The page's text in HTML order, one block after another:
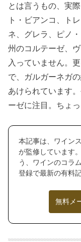
とは言うもの、実
ト・ビアンコ、ト
ネ、グレラ、ピノ
州のコルテーゼ、
入っていません。
で、ガルガーネガ
あけられています
ーゼに注目。ちょ
本記事は、ワイン
が監修しています
う、ワインのコラ
登録で最新の有料
無料メ